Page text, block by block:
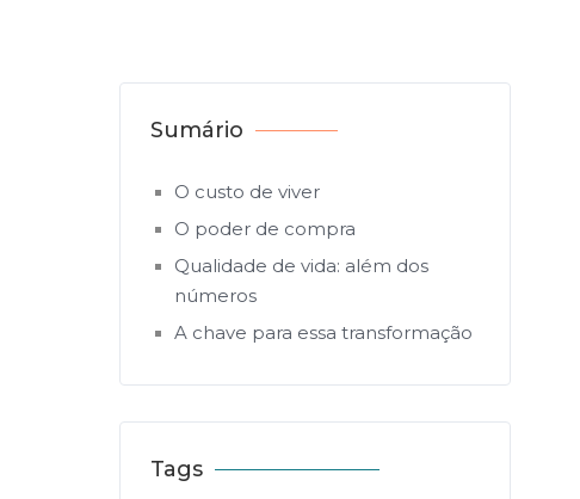
Sumário
O custo de viver
O poder de compra
Qualidade de vida: além dos
números
A chave para essa transformação
Tags